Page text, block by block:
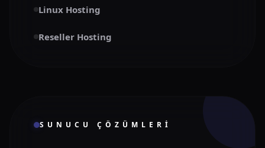
Linux Hosting
Reseller Hosting
SUNUCU ÇÖZÜMLERI